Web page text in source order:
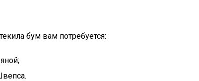
бум вам потребуется: